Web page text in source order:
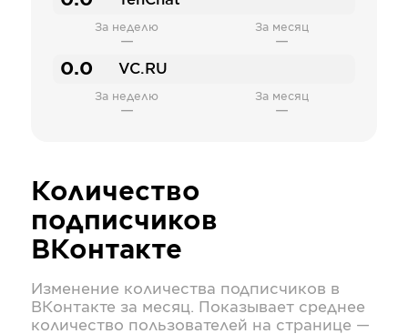
За неделю
—
За месяц
—
0.0 VC.RU
За неделю
—
За месяц
—
Количество
подписчиков
ВКонтакте
Изменение количества подписчиков в
ВКонтакте за месяц. Показывает среднее
количество пользователей на странице —